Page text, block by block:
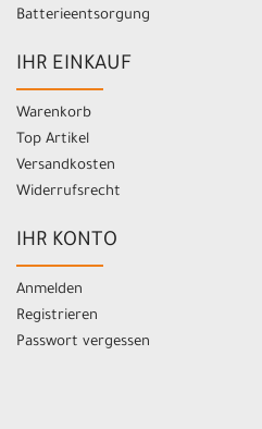
Batterieentsorgung
IHR EINKAUF
Warenkorb
Top Artikel
Versandkosten
Widerrufsrecht
IHR KONTO
Anmelden
Registrieren
Passwort vergessen